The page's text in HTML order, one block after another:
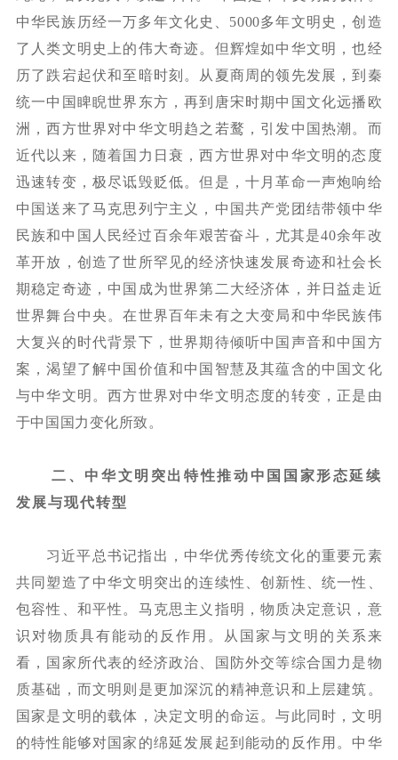
中华民族历经一万多年文化史、 5000多年文明史，创造
了人类文明史上的伟大奇迹。但辉煌如中华文明，也经
历了跌宕起伏和至暗时刻。从夏商周的领先发展，到秦
统一中国睥睨世界东方，再到唐宋时期中国文化远播欧
洲，西方世界对中华文明趋之若鹜，引发中国热潮。而
近代以来，随着国力日衰，西方世界对中华文明的态度
迅速转变，极尽诋毁贬低。但是，十月革命一声炮响给
中国送来了马克思列宁主义，中国共产党团结带领中华
民族和中国人民经过百余年艰苦奋斗，尤其是40余年改
革开放，创造了世所罕见的经济快速发展奇迹和社会长
期稳定奇迹，中国成为世界第二大经济体，并日益走近
世界舞台中央。在世界百年未有之大变局和中华民族伟
大复兴的时代背景下，世界期待倾听中国声音和中国方
案，渴望了解中国价值和中国智慧及其蕴含的中国文化
与中华文明。西方世界对中华文明态度的转变，正是由
于中国国力变化所致。
二、中华文明突出特性推动中国国家形态延续
发展与现代转型
习近平总书记指出，中华优秀传统文化的重要元素
共同塑造了中华文明突出的连续性、创新性、统一性、
包容性、和平性。马克思主义指明，物质决定意识，意
识对物质具有能动的反作用。从国家与文明的关系来
看，国家所代表的经济政治、国防外交等综合国力是物
质基础，而文明则是更加深沉的精神意识和上层建筑。
国家是文明的载体，决定文明的命运。与此同时，文明
的特性能够对国家的绵延发展起到能动的反作用。中华